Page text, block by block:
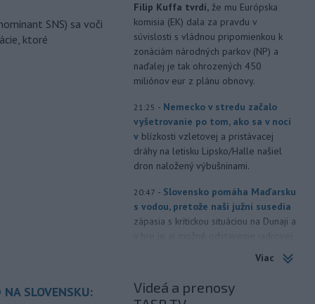
SNS) sa voči
ktoré
SLOVENSKU:
Filip Kuffa tvrdí, že mu Európska
komisia (EK) dala za pravdu v
súvislosti s vládnou pripomienkou k
zonáciám národných parkov (NP) a
naďalej je tak ohrozených 450
miliónov eur z plánu obnovy.
21:25 - Nemecko v stredu začalo
vyšetrovanie po tom, ako sa v noci
v blízkosti vzletovej a pristávacej
dráhy na letisku Lipsko/Halle našiel
dron naložený výbušninami.
20:47 - Slovensko pomáha Maďarsku
s vodou, pretože naši južní susedia
zápasia s kritickou situáciou na Dunaji a
objavila ďalší podzemný tunel,
Viac
Videá a prenosy